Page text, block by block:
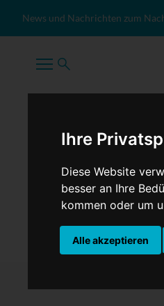
Ihre
Diese Website
besser an Ihre
kommen oder um
Alle akzeptieren
News und Nachrichten zum
TopNews Politik Sport